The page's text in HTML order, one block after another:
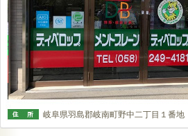
岐阜県羽島郡岐南町野中二丁目１番地